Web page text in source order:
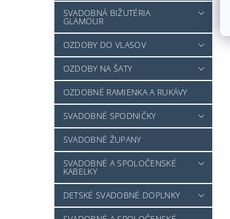
SVADOBNÁ BIŽUTÉRIA
GLAMOUR
OZDOBY DO VLASOV
OZDOBY NA ŠATY
OZDOBNÉ RAMIENKA A RUKÁVY
SVADOBNÉ SPODNIČKY
SVADOBNÉ ŽUPANY
SVADOBNÉ A SPOLOČENSKÉ
KABELKY
DETSKÉ SVADOBNÉ DOPLNKY